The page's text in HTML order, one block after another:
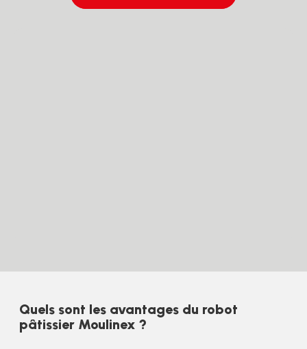
Quels sont les avantages du robot
pâtissier Moulinex ?